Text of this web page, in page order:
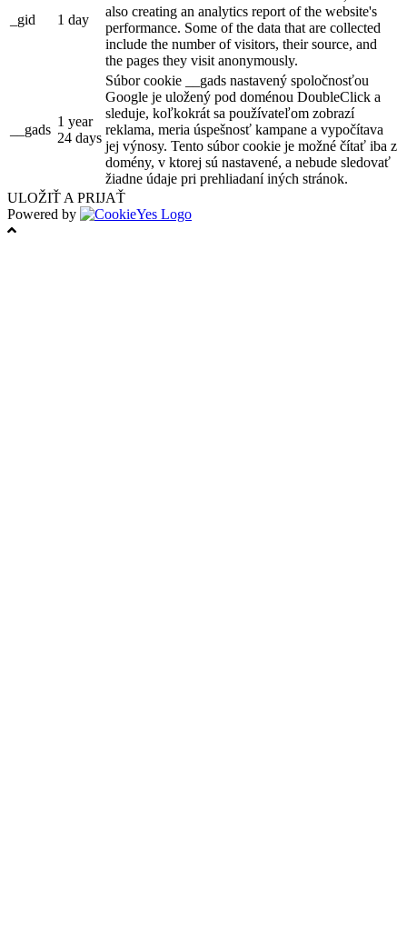
_gid 1 day
also creating an analytics report of the website's
performance. Some of the data that are collected
include the number of visitors, their source, and
the pages they visit anonymously.
__gads
1 year
24 days
Súbor cookie __gads nastavený spoločnosťou
Google je uložený pod doménou DoubleClick a
sleduje, koľkokrát sa používateľom zobrazí
reklama, meria úspešnosť kampane a vypočítava
jej výnosy. Tento súbor cookie je možné čítať iba z
domény, v ktorej sú nastavené, a nebude sledovať
žiadne údaje pri prehliadaní iných stránok.
ULOŽIŤ A PRIJAŤ
Powered by